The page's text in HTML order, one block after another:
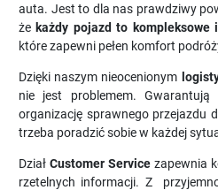
auta. Jest to dla nas prawdziwy
że każdy pojazd to kompleksowe
które zapewni pełen komfort
Dzięki naszym nieocenionym
nie jest problemem.
organizację sprawnego przejazdu
trzeba poradzić sobie w każdej
Dział Customer Service zapewnia
rzetelnych informacji. Z